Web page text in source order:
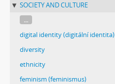
SOCIETY AND CULTURE
...
digital identity (digitální identita)
diversity
ethnicity
feminism (feminismus)